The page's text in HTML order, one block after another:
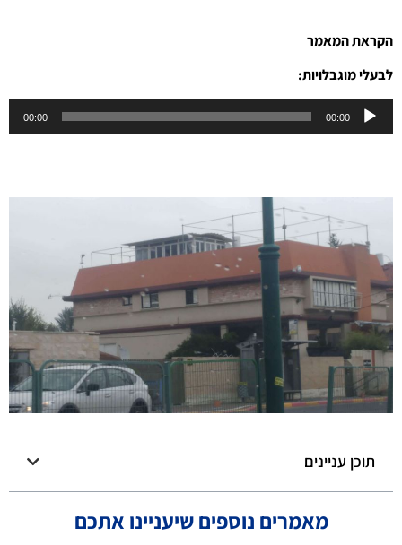
הקראת המאמר
לבעלי מוגבלויות:
אודיו
00:00
00:00
תוכן עניינים
מאמרים נוספים שיעניינו אתכם